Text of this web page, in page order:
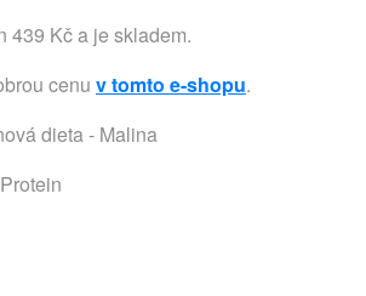
439 Kč a je skladem.
cenu v tomto e-shopu.
dieta - Malina